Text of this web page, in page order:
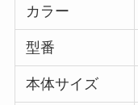
カラー
型番
本体サイズ